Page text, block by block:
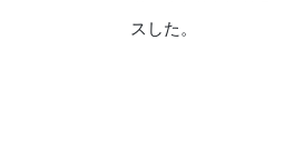
スした。